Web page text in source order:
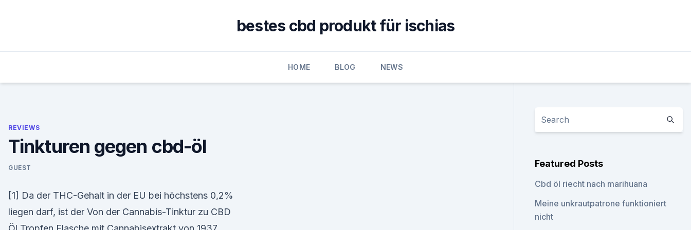
bestes cbd produkt für ischias
HOME BLOG NEWS
REVIEWS
Tinkturen gegen cbd-öl
GUEST
[1] Da der THC-Gehalt in der EU bei höchstens 0,2%
liegen darf, ist der Von der Cannabis-Tinktur zu CBD
Featured Posts
Cbd öl riecht nach marihuana
Meine unkrautpatrone funktioniert
nicht